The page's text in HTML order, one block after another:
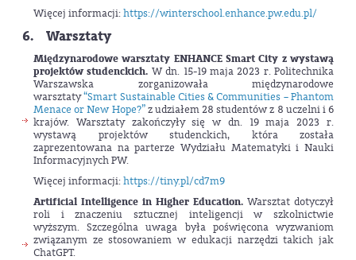
Więcej informacji:https://winterschool.enhance.pw.edu.pl/
6. Warsztaty
Międzynarodowe warsztaty ENHANCE Smart City z wystawą
projektów studenckich. W dn. 15-19 maja 2023 r. Politechnika
Warszawska zorganizowała międzynarodowe
warsztaty“Smart Sustainable Cities & Communities – Phantom
Menace or New Hope?”z udziałem 28 studentów z 8 uczelni i 6
krajów. Warsztaty zakończyły się w dn. 19 maja 2023 r.
wystawą projektów studenckich, która została
zaprezentowana na parterze Wydziału Matematyki i Nauki
Informacyjnych PW.
Więcej informacji:https://tiny.pl/cd7m9
Artificial Intelligence in Higher Education. Warsztat dotyczył
roli i znaczeniu sztucznej inteligencji w szkolnictwie
wyższym. Szczególna uwaga była poświęcona wyzwaniom
związanym ze stosowaniem w edukacji narzędzi takich jak
ChatGPT.